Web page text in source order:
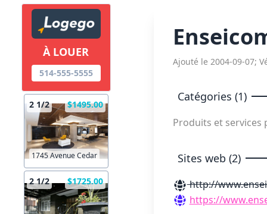
À LOUER
514-555-5555
2 1/2 $1495.00
1745 Avenue Cedar
2 1/2 $1725.00
Ajouté le 2004-09-07;
Catégories (1)
Produits et services
Sites web (2)
http://
https://